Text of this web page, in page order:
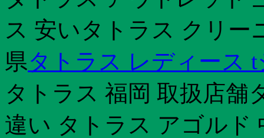
ス 安いタトラス クリー
県タトラス レディース
タトラス 福岡 取扱店舗
違い タトラス アゴルド